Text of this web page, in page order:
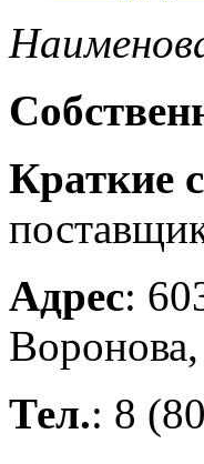
Краткие
Адрес:
Тел.: 8